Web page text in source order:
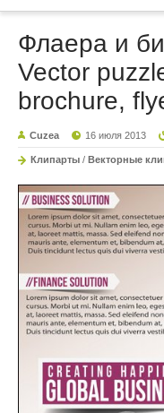
Флаера и
Vector
brochure,
Cuzea 16 июля 2013
Клипарты / Векторные